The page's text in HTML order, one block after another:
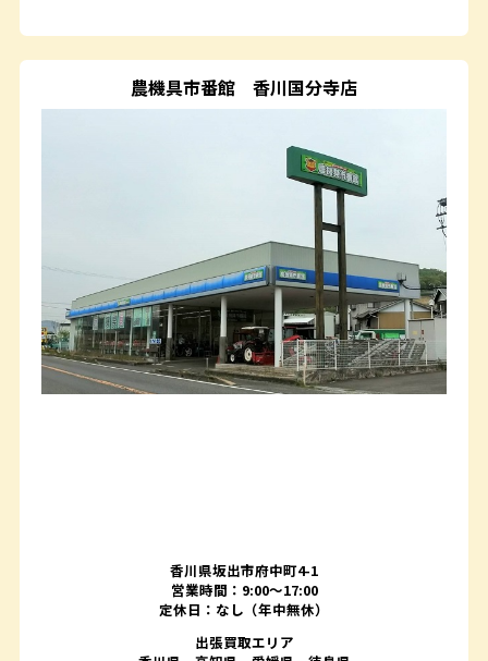
農機具市番館 香川国分寺店
香川県坂出市府中町4-1
営業時間：9:00～17:00
定休日：なし（年中無休）
出張買取エリア